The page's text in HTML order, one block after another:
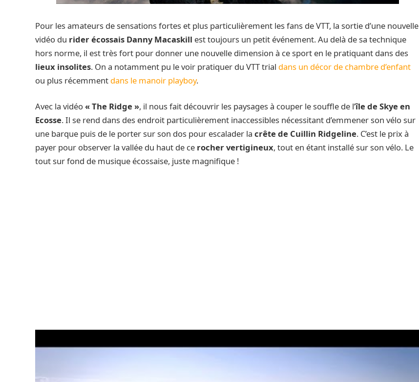
Pour les amateurs de sensations fortes et plus particulièrement les fans de VTT, la sortie d’une nouvelle
vidéo du rider écossais Danny Macaskill est toujours un petit événement. Au delà de sa technique
hors norme, il est très fort pour donner une nouvelle dimension à ce sport en le pratiquant dans des
lieux insolites. On a notamment pu le voir pratiquer du VTT trial dans un décor de chambre d’enfant
ou plus récemment dans le manoir playboy.
Avec la vidéo« The Ridge », il nous fait découvrir les paysages à couper le souffle de l’île de Skye en
Ecosse. Il se rend dans des endroit particulièrement inaccessibles nécessitant d’emmener son vélo sur
une barque puis de le porter sur son dos pour escalader la crête de Cuillin Ridgeline. C’est le prix à
payer pour observer la vallée du haut de ce rocher vertigineux, tout en étant installé sur son vélo. Le
tout sur fond de musique écossaise, juste magnifique !